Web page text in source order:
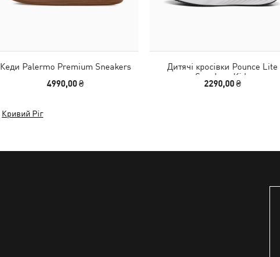
Кеди Palermo Premium Sneakers
4990,00 ₴
Дитячі кросівки Pounce Lite
Sneakers Kids
2290,00 ₴
Кривий Ріг